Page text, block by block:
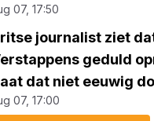
07, 17:50
journalist ziet
geduld
dat niet eeuwig
07, 17:00